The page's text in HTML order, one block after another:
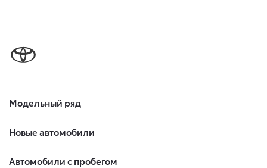
Модельный ряд
Новые автомобили
Автомобили с пробегом